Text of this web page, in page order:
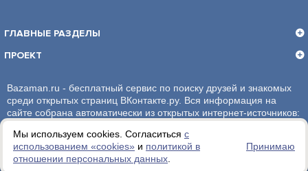
Мы используем cookies. Согласиться с
использованием «сookies» и политикой в
отношении персональных данных
Принимаю
ГЛАВНЫЕ РАЗДЕЛЫ
ПРОЕКТ
Bazaman.ru - бесплатный сервис по поиску друзей и знакомых
среди открытых страниц ВКонтакте.ру. Вся информация на
сайте собрана автоматически из открытых интернет-источников:
администрация сайта ответственности не несет.
Политика обработки персональных данных